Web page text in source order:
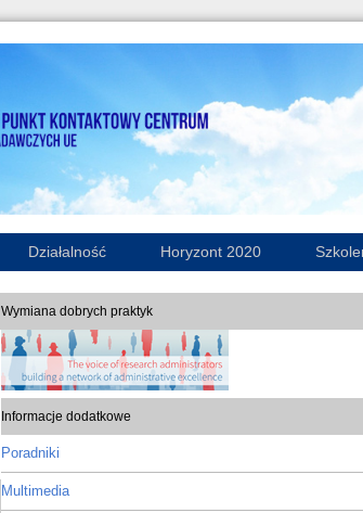
Działalność Horyzont 2020
Wymiana dobrych praktyk
Informacje dodatkowe
Poradniki
Multimedia